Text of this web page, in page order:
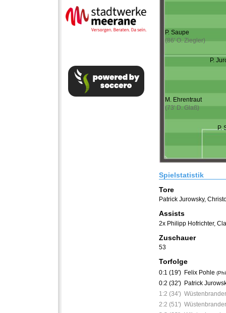
P. Saupe
(86' O. Ziegler)
P.
M. Ehrentraut
(73' D. Glaß)
P.
Spielstatistik
Tore
Patrick Jurowsky,
Assists
2x Philipp Hofrichter,
Zuschauer
53
Torfolge
0:1 (19') Felix Pohle
0:2 (32') Patrick
1:2 (34')
2:2 (51')